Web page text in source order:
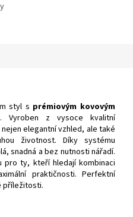
styl s prémiovým kovovým
. Vyroben z vysoce kvalitní
elegantní vzhled, ale také
životnost. Díky systému
snadná a bez nutnosti nářadí.
pro ty, kteří hledají kombinaci
praktičnosti. Perfektní
příležitosti.